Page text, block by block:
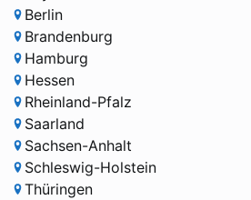
Berlin
Brandenburg
Hamburg
Hessen
Rheinland-Pfalz
Saarland
Sachsen-Anhalt
Schleswig-Holstein
Thüringen